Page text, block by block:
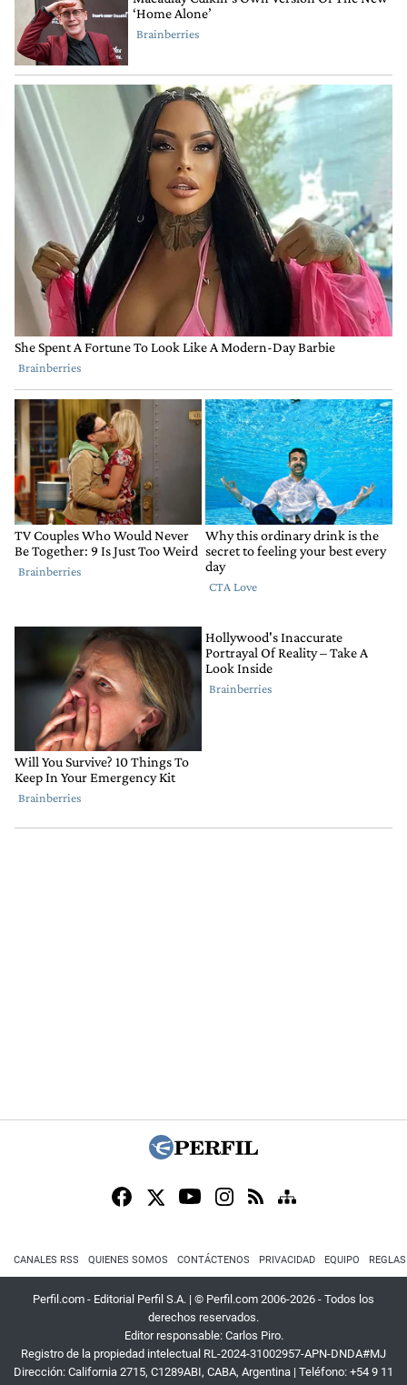
CANALES RSS QUIENES SOMOS CONTÁCTENOS PRIVACIDAD EQUIPO
Perfil.com - Editorial Perfil S.A. | © Perfil.com 2006-2026 - Todos los
derechos reservados.
Editor responsable: Carlos Piro.
Registro de la propiedad intelectual RL-2024-31002957-APN-DNDA#MJ
Dirección: California 2715, C1289ABI, CABA, Argentina | Teléfono: +54 9 11